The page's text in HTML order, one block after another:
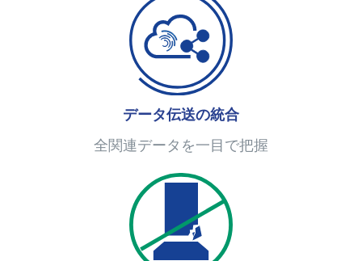
データ伝送の統合
全関連データを一目で把握